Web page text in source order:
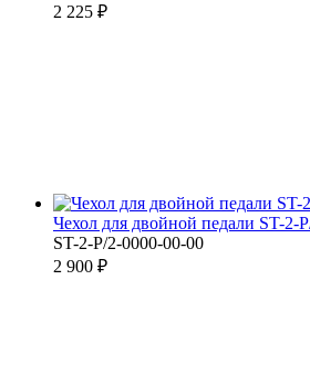
2 225 ₽
Чехол для двойной педали ST-2-
ST-2-P/2-0000-00-00
2 900 ₽